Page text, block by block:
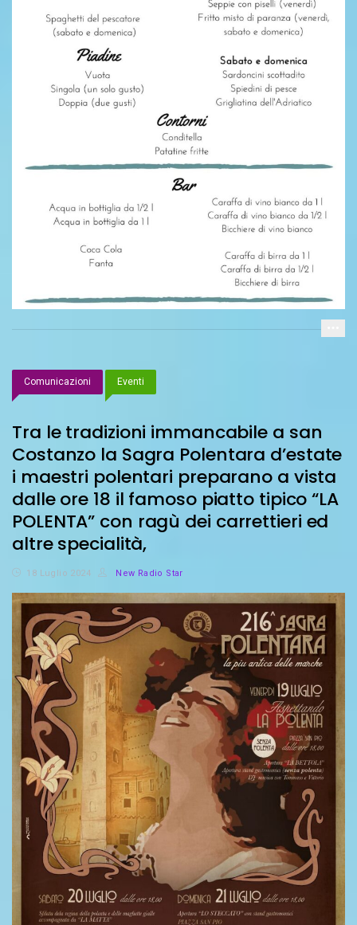
Comunicazioni Eventi
Tra le tradizioni immancabile a san
Costanzo la Sagra Polentara d’estate
i maestri polentari preparano a vista
dalle ore 18 il famoso piatto tipico “LA
POLENTA” con ragù dei carrettieri ed
altre specialità,
18 Luglio 2024 New Radio Star